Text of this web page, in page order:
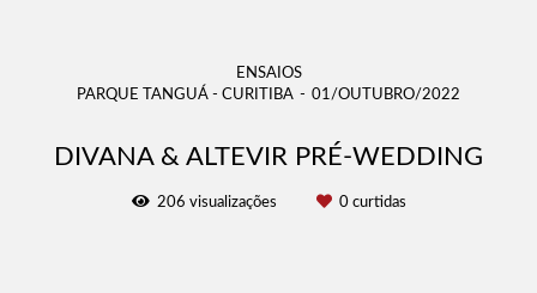
ENSAIOS
PARQUE TANGUÁ - CURITIBA
01/OUTUBRO/2022
DIVANA & ALTEVIR PRÉ-WEDDING
206 visualizações 0curtidas